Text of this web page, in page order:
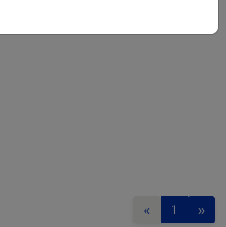
« 1 »